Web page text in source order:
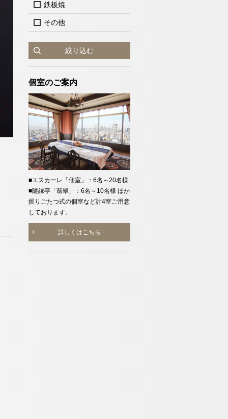
鉄板焼
その他
絞り込む
個室のご案内
■エスカーレ「個室」：6名～20名様
■隨縁亭「翡翠」：6名～10名様 ほか
掘りごたつ式の個室など計4室ご用意
しております。
詳しくはこちら
隨縁亭」
トで予約する
5761
～20:00）
お問い合わせ
新幹線・JR＋宿泊検索
1室